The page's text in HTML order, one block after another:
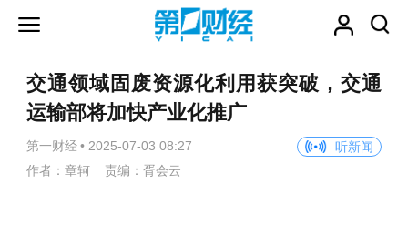
交通领域固废资源化利用获突破，交通
运输部将加快产业化推广
第一财经 • 2025-07-03 08:27
听新闻
作者：章轲 责编：胥会云